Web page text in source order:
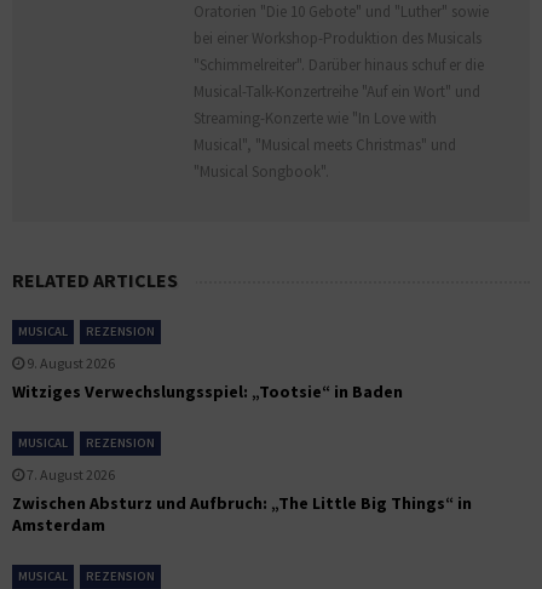
Oratorien "Die 10 Gebote" und "Luther" sowie
bei einer Workshop-Produktion des Musicals
"Schimmelreiter". Darüber hinaus schuf er die
Musical-Talk-Konzertreihe "Auf ein Wort" und
Streaming-Konzerte wie "In Love with
Musical", "Musical meets Christmas" und
"Musical Songbook".
RELATED ARTICLES
MUSICAL REZENSION
9. August 2026
Witziges Verwechslungsspiel: „Tootsie“ in Baden
MUSICAL REZENSION
7. August 2026
Zwischen Absturz und Aufbruch: „The Little Big Things“ in
Amsterdam
MUSICAL REZENSION